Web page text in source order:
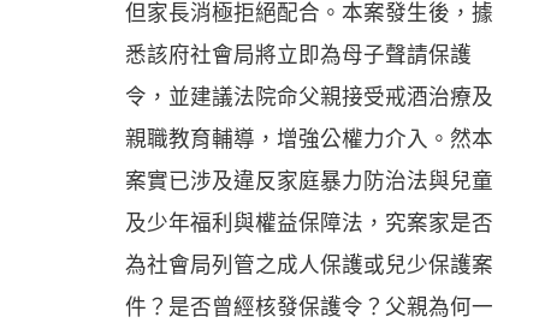
但家長消極拒絕配合。本案發生後，據
悉該府社會局將立即為母子聲請保護
令，並建議法院命父親接受戒酒治療及
親職教育輔導，增強公權力介入。然本
案實已涉及違反家庭暴力防治法與兒童
及少年福利與權益保障法，究案家是否
為社會局列管之成人保護或兒少保護案
件？是否曾經核發保護令？父親為何一